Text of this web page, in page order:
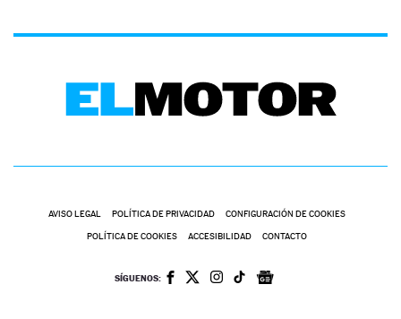
AVISO LEGAL POLÍTICA DE PRIVACIDAD CONFIGURACIÓN DE COOKIES
POLÍTICA DE COOKIES ACCESIBILIDAD CONTACTO
SÍGUENOS: